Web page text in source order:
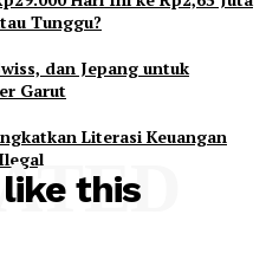
Tunggu?
dan Jepang untuk
Garut
Literasi Keuangan
this